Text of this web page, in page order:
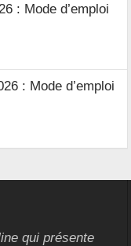
: Mode d’emploi
: Mode d’emploi
qui présente